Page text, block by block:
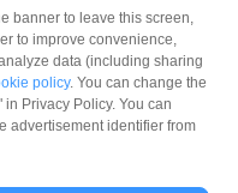
banner to leave this screen,
to improve convenience,
data (including sharing
policy. You can change the
Privacy Policy. You can
advertisement identifier from